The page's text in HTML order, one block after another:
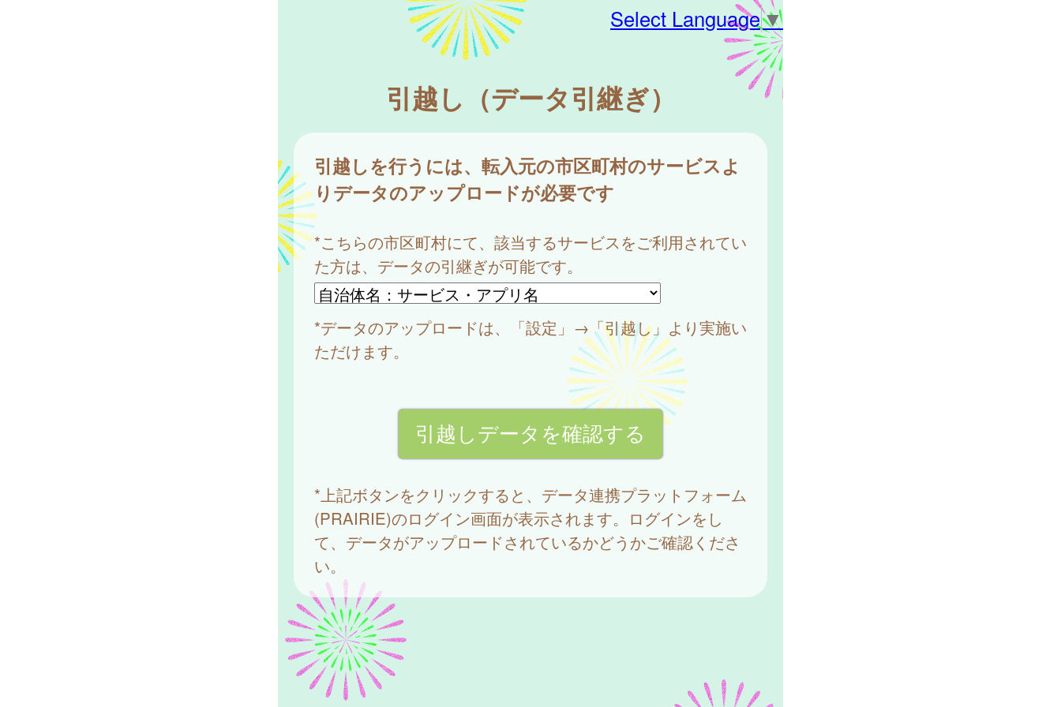
Select Language▼
引越し（データ引継ぎ）
引越しを行うには、転入元の市区町村のサービスよ
りデータのアップロードが必要です
*こちらの市区町村にて、該当するサービスをご利用されてい
た方は、データの引継ぎが可能です。
*データのアップロードは、「設定」→「引越し」より実施い
ただけます。
*上記ボタンをクリックすると、データ連携プラットフォーム
(PRAIRIE)のログイン画面が表示されます。ログインをし
て、データがアップロードされているかどうかご確認くださ
い。